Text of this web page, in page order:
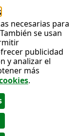
necesarias para
se usan
publicidad
y analizar el
más
.